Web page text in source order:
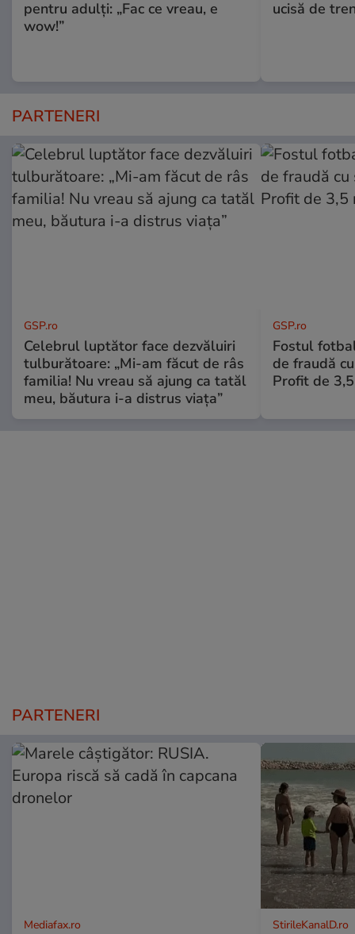
pentru adulți: „Fac ce vreau, e
wow!”
ucisă de
PARTENERI
GSP.ro
Celebrul luptător face dezvăluiri
tulburătoare: „Mi-am făcut de râs
familia! Nu vreau să ajung ca tatăl
meu, băutura i-a distrus viața”
GSP.ro
Fostul
de fraudă
Profit de
PARTENERI
Mediafax.ro StirileKanalD.ro